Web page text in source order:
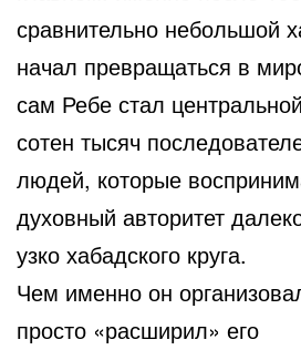
сравнительно небольшой
начал превращаться в
сам Ребе стал
сотен тысяч
людей, которые
духовный авторитет
узко хабадского круга.
Чем именно он
просто «расширил» его